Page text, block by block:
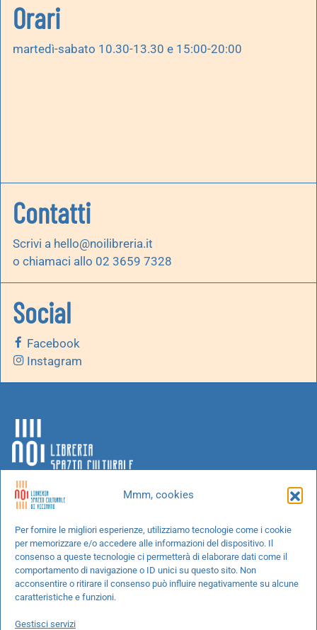
Mmm, cookies
Per fornire le migliori esperienze, utilizziamo tecnologie come i cookie
per memorizzare e/o accedere alle informazioni del dispositivo. Il
consenso a queste tecnologie ci permetterà di elaborare dati come il
comportamento di navigazione o ID unici su questo sito. Non
acconsentire o ritirare il consenso può influire negativamente su alcune
caratteristiche e funzioni.
Gestisci servizi
Orari
martedì-sabato 10.30-13.30 e 15:00-20:00
Contatti
Scrivi a hello@noilibreria.it
o chiamaci allo 02 3659 7328
Social
Facebook
Instagram
Chi siamo
Progetti speciali
Richiedi un libro
Spedizioni